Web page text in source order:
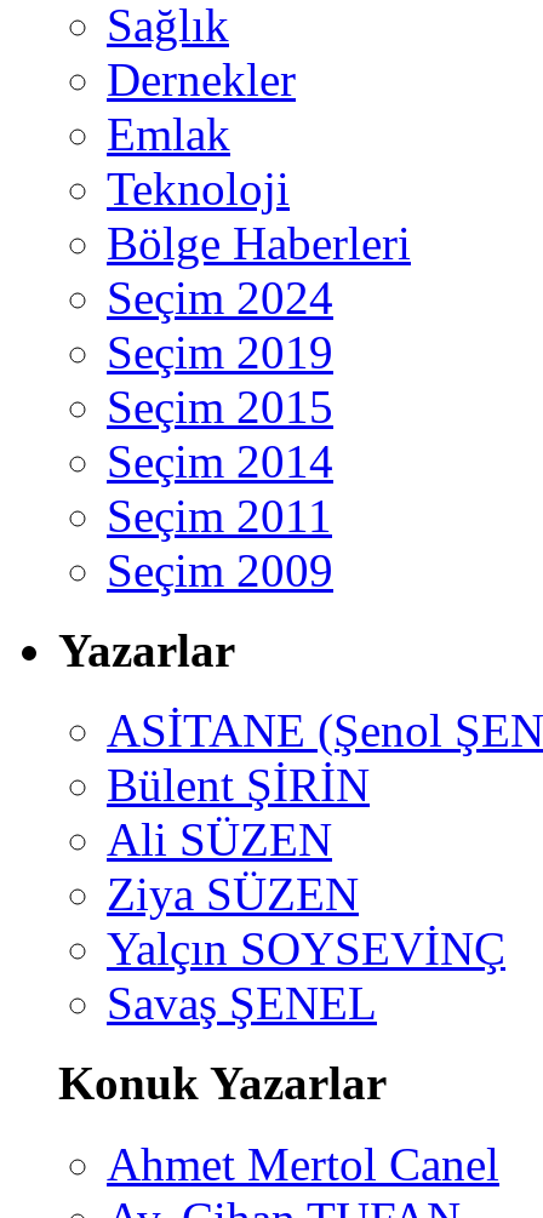
Sağlık
Dernekler
Emlak
Teknoloji
Bölge Haberleri
Seçim 2024
Seçim 2019
Seçim 2015
Seçim 2014
Seçim 2011
Seçim 2009
Yazarlar
ASİTANE (Şenol
Bülent ŞİRİN
Ali SÜZEN
Ziya SÜZEN
Yalçın SOYSEVİNÇ
Savaş ŞENEL
Konuk Yazarlar
Ahmet Mertol Canel